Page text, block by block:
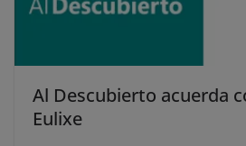
Al Descubierto acuerda
Eulixe